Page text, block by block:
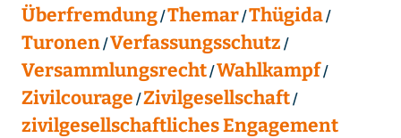
Überfremdung Themar Thügida
Turonen Verfassungsschutz
Versammlungsrecht Wahlkampf
Zivilcourage Zivilgesellschaft
zivilgesellschaftliches Engagement